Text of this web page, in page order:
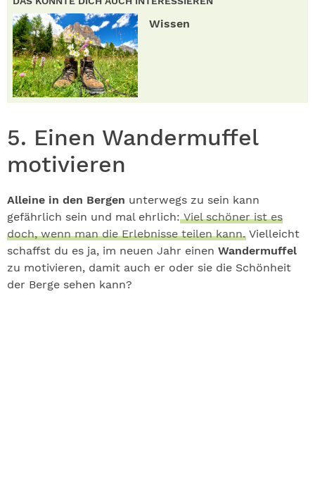
Wissen
5. Einen Wandermuffel
motivieren
Alleine in den Bergen unterwegs zu sein kann
gefährlich sein und mal ehrlich:Viel schöner ist es
doch, wenn man die Erlebnisse teilen kann. Vielleicht
schaffst du es ja, im neuen Jahr einen Wandermuffel
zu motivieren, damit auch er oder sie die Schönheit
der Berge sehen kann?